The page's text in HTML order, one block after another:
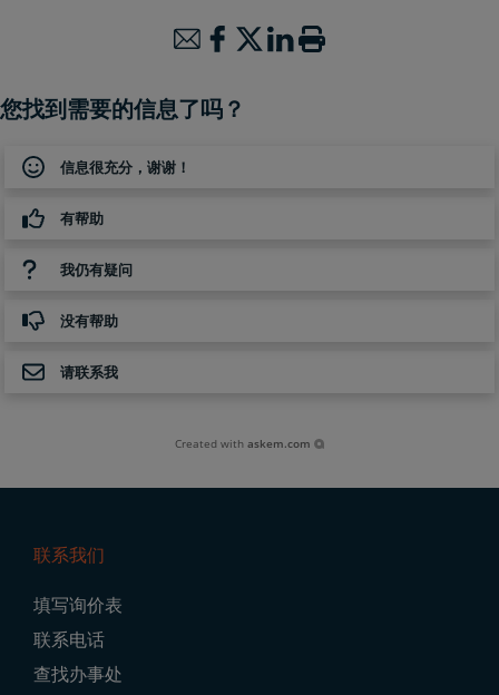
您找到需要的信息了吗？
信息很充分，谢谢！
有帮助
我仍有疑问
没有帮助
请联系我
Created withaskem.com
Navigation
联系我们
填写询价表
联系电话
查找办事处